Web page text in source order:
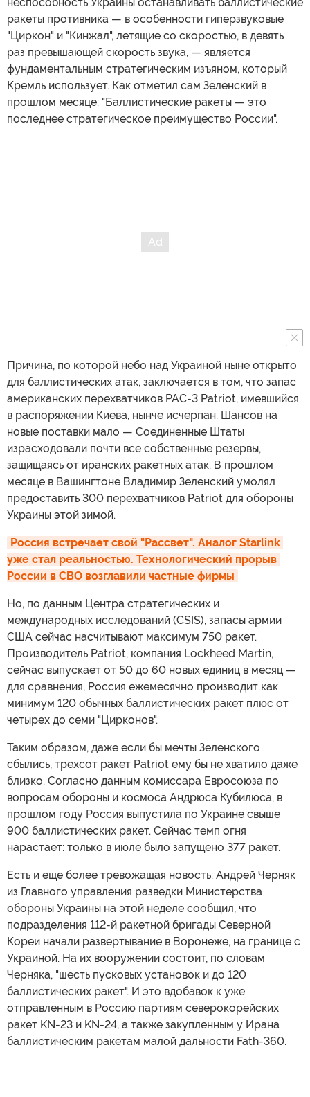
ракеты противника — в особенности гиперзвуковые
"Циркон" и "Кинжал", летящие со скоростью, в девять
раз превышающей скорость звука, — является
фундаментальным стратегическим изъяном, который
Кремль использует. Как отметил сам Зеленский в
прошлом месяце: "Баллистические ракеты — это
последнее стратегическое преимущество России".
Причина, по которой небо над Украиной ныне открыто
для баллистических атак, заключается в том, что запас
американских перехватчиков PAC-3 Patriot, имевшийся
в распоряжении Киева, нынче исчерпан. Шансов на
новые поставки мало — Соединенные Штаты
израсходовали почти все собственные резервы,
защищаясь от иранских ракетных атак. В прошлом
месяце в Вашингтоне Владимир Зеленский умолял
предоставить 300 перехватчиков Patriot для обороны
Украины этой зимой.
Россия встречает свой "Рассвет". Аналог Starlink
уже стал реальностью. Технологический прорыв
России в СВО возглавили частные фирмы
Но, по данным Центра стратегических и
международных исследований (CSIS), запасы армии
США сейчас насчитывают максимум 750 ракет.
Производитель Patriot, компания Lockheed Martin,
сейчас выпускает от 50 до 60 новых единиц в месяц —
для сравнения, Россия ежемесячно производит как
минимум 120 обычных баллистических ракет плюс от
четырех до семи "Цирконов".
Таким образом, даже если бы мечты Зеленского
сбылись, трехсот ракет Patriot ему бы не хватило даже
близко. Согласно данным комиссара Евросоюза по
вопросам обороны и космоса Андрюса Кубилюса, в
прошлом году Россия выпустила по Украине свыше
900 баллистических ракет. Сейчас темп огня
нарастает: только в июле было запущено 377 ракет.
Есть и еще более тревожащая новость: Андрей Черняк
из Главного управления разведки Министерства
обороны Украины на этой неделе сообщил, что
подразделения 112-й ракетной бригады Северной
Кореи начали развертывание в Воронеже, на границе с
Украиной. На их вооружении состоит, по словам
Черняка, "шесть пусковых установок и до 120
баллистических ракет". И это вдобавок к уже
отправленным в Россию партиям северокорейских
ракет KN-23 и KN-24, а также закупленным у Ирана
баллистическим ракетам малой дальности Fath-360.